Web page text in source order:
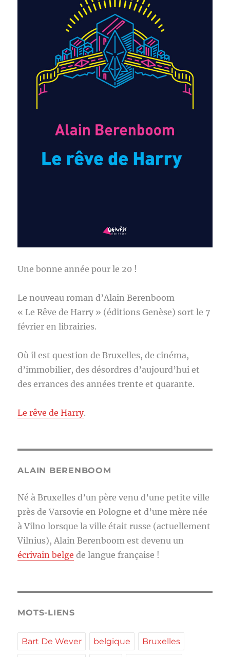
Une bonne année pour le 20 !
Le nouveau roman d’Alain Berenboom
« Le Rêve de Harry » (éditions Genèse) sort le 7
février en librairies.
Où il est question de Bruxelles, de cinéma,
d’immobilier, des désordres d’aujourd’hui et
des errances des années trente et quarante.
Le rêve de Harry.
ALAIN BERENBOOM
Né à Bruxelles d’un père venu d’une petite ville
près de Varsovie en Pologne et d’une mère née
à Vilno lorsque la ville était russe (actuellement
Vilnius), Alain Berenboom est devenu un
écrivain belge de langue française !
MOTS-LIENS
Bart De Wever belgique Bruxelles